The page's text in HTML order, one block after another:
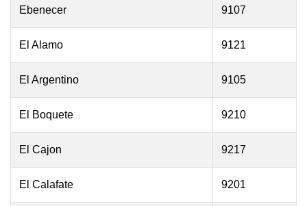
Ebenecer 9107
El Alamo 9121
El Argentino 9105
El Boquete 9210
El Cajon 9217
El Calafate 9201